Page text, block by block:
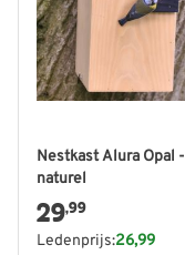
Nestkast Alura Opal -
naturel
29,99
Ledenprijs:26,99